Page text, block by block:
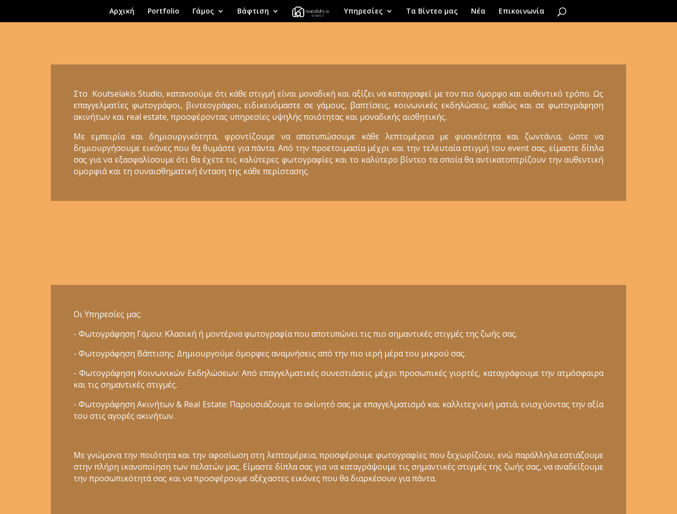
Αρχική Portfolio Γάμος Βάφτιση Υπηρεσίες Τα Βίντεο μας Νέα Επικοινωνία
Στο Koutselakis Studio, κατανοούμε ότι κάθε στιγμή είναι μοναδική και αξίζει να καταγραφεί με τον πιο όμορφο και αυθεντικό τρόπο. Ως
επαγγελματίες φωτογράφοι, βιντεογράφοι, ειδικευόμαστε σε γάμους, βαπτίσεις, κοινωνικές εκδηλώσεις, καθώς και σε φωτογράφηση
ακινήτων και real estate, προσφέροντας υπηρεσίες υψηλής ποιότητας και μοναδικής αισθητικής.
Με εμπειρία και δημιουργικότητα, φροντίζουμε να αποτυπώσουμε κάθε λεπτομέρεια με φυσικότητα και ζωντάνια, ώστε να
δημιουργήσουμε εικόνες που θα θυμάστε για πάντα. Από την προετοιμασία μέχρι και την τελευταία στιγμή του event σας, είμαστε δίπλα
σας για να εξασφαλίσουμε ότι θα έχετε τις καλύτερες φωτογραφίες και το καλύτερο βίντεο τα οποία θα αντικατοπτρίζουν την αυθεντική
ομορφιά και τη συναισθηματική ένταση της κάθε περίστασης.
Οι Υπηρεσίες μας:
- Φωτογράφηση Γάμου: Κλασική ή μοντέρνα φωτογραφία που αποτυπώνει τις πιο σημαντικές στιγμές της ζωής σας.
- Φωτογράφηση Βάπτισης: Δημιουργούμε όμορφες αναμνήσεις από την πιο ιερή μέρα του μικρού σας.
- Φωτογράφηση Κοινωνικών Εκδηλώσεων: Από επαγγελματικές συνεστιάσεις μέχρι προσωπικές γιορτές, καταγράφουμε την ατμόσφαιρα
και τις σημαντικές στιγμές.
- Φωτογράφηση Ακινήτων & Real Estate: Παρουσιάζουμε το ακίνητό σας με επαγγελματισμό και καλλιτεχνική ματιά, ενισχύοντας την αξία
του στις αγορές ακινήτων.
Με γνώμονα την ποιότητα και την αφοσίωση στη λεπτομέρεια, προσφέρουμε φωτογραφίες που ξεχωρίζουν, ενώ παράλληλα εστιάζουμε
στην πλήρη ικανοποίηση των πελατών μας. Είμαστε δίπλα σας για να καταγράψουμε τις σημαντικές στιγμές της ζωής σας, να αναδείξουμε
την προσωπικότητά σας και να προσφέρουμε αξέχαστες εικόνες που θα διαρκέσουν για πάντα.